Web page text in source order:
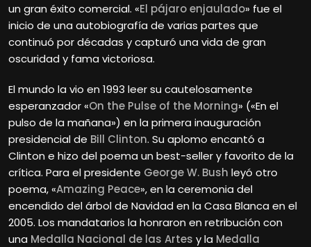
un gran éxito comercial. «El pájaro enjaulado» fue el
inicio de una autobiografía de varias partes que
continuó por décadas y capturó una vida de gran
oscuridad y fama victoriosa.
El mundo la vio en 1993 leer su cautelosamente
esperanzador «On the Pulse of the Morning» («En el
pulso de la mañana») en la primera inauguración
presidencial de Bill Clinton. Su aplomo encantó a
Clinton e hizo del poema un best-seller y favorito de la
crítica. Para el presidente George W. Bush leyó otro
poema, «Amazing Peace», en la ceremonia del
encendido del árbol de Navidad en la Casa Blanca en el
2005. Los mandatarios la honraron en retribución con
una Medalla Nacional de las Artes y la Medalla